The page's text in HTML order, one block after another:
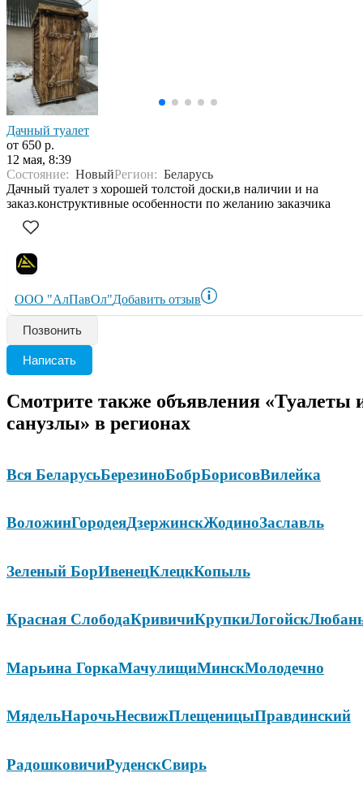
Дачный туалет
от 650 р.
12 мая, 8:39
Состояние: НовыйРегион: Беларусь
Дачный туалет з хорошей толстой доски,в наличии и на
заказ.конструктивные особенности по желанию заказчика
ООО "АлПавОл"Добавить отзыв
Позвонить
Написать
Смотрите также объявления «Туалеты
санузлы» в регионах
Вся БеларусьБерезиноБобрБорисовВилейка
ВоложинГородеяДзержинскЖодиноЗаславль
Зеленый БорИвенецКлецкКопыль
Красная СлободаКривичиКрупкиЛогойск
Марьина ГоркаМачулищиМинскМолодечно
МядельНарочьНесвижПлещеницыПравдинский
РадошковичиРуденскСвирь